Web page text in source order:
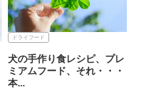
ドライフード
犬の手作り食レシピ、プレ
ミアムフード、それ・・・
本...